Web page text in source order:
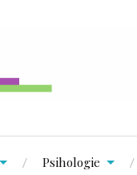
Psihologie